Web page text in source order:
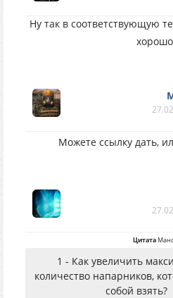
Ну так в соответствующую
Можете ссылку дать,
Цитата
1 - Как увеличить
количество напарников,
собой взять?